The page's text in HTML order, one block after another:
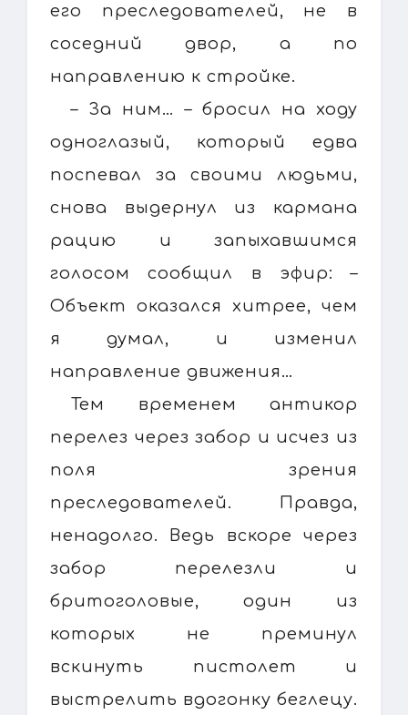
его преследователей, не в
соседний двор, а по
направлению к стройке.
– За ним… – бросил на ходу
одноглазый, который едва
поспевал за своими людьми,
снова выдернул из кармана
рацию и запыхавшимся
голосом сообщил в эфир: –
Объект оказался хитрее, чем
я думал, и изменил
направление движения…
Тем временем антикор
перелез через забор и исчез из
поля зрения
преследователей. Правда,
ненадолго. Ведь вскоре через
забор перелезли и
бритоголовые, один из
которых не преминул
вскинуть пистолет и
выстрелить вдогонку беглецу.